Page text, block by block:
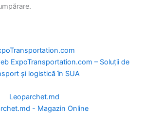
ExpoTransportation.com – Soluții de
și logistică în SUA
Leoparchet.md
- Magazin Online